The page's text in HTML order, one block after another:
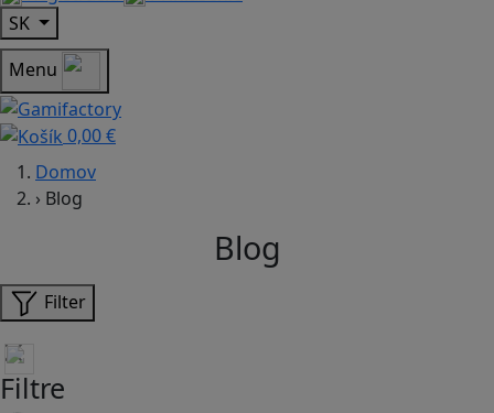
SK
Menu
0,00 €
Domov
› Blog
Blog
Filter
Filtre